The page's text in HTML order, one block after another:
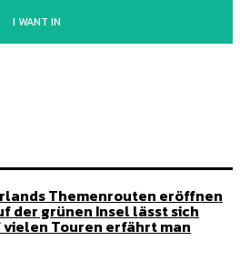
I WANT IN
Themenrouten eröffnen
der grünen Insel lässt sich
Touren erfährt man